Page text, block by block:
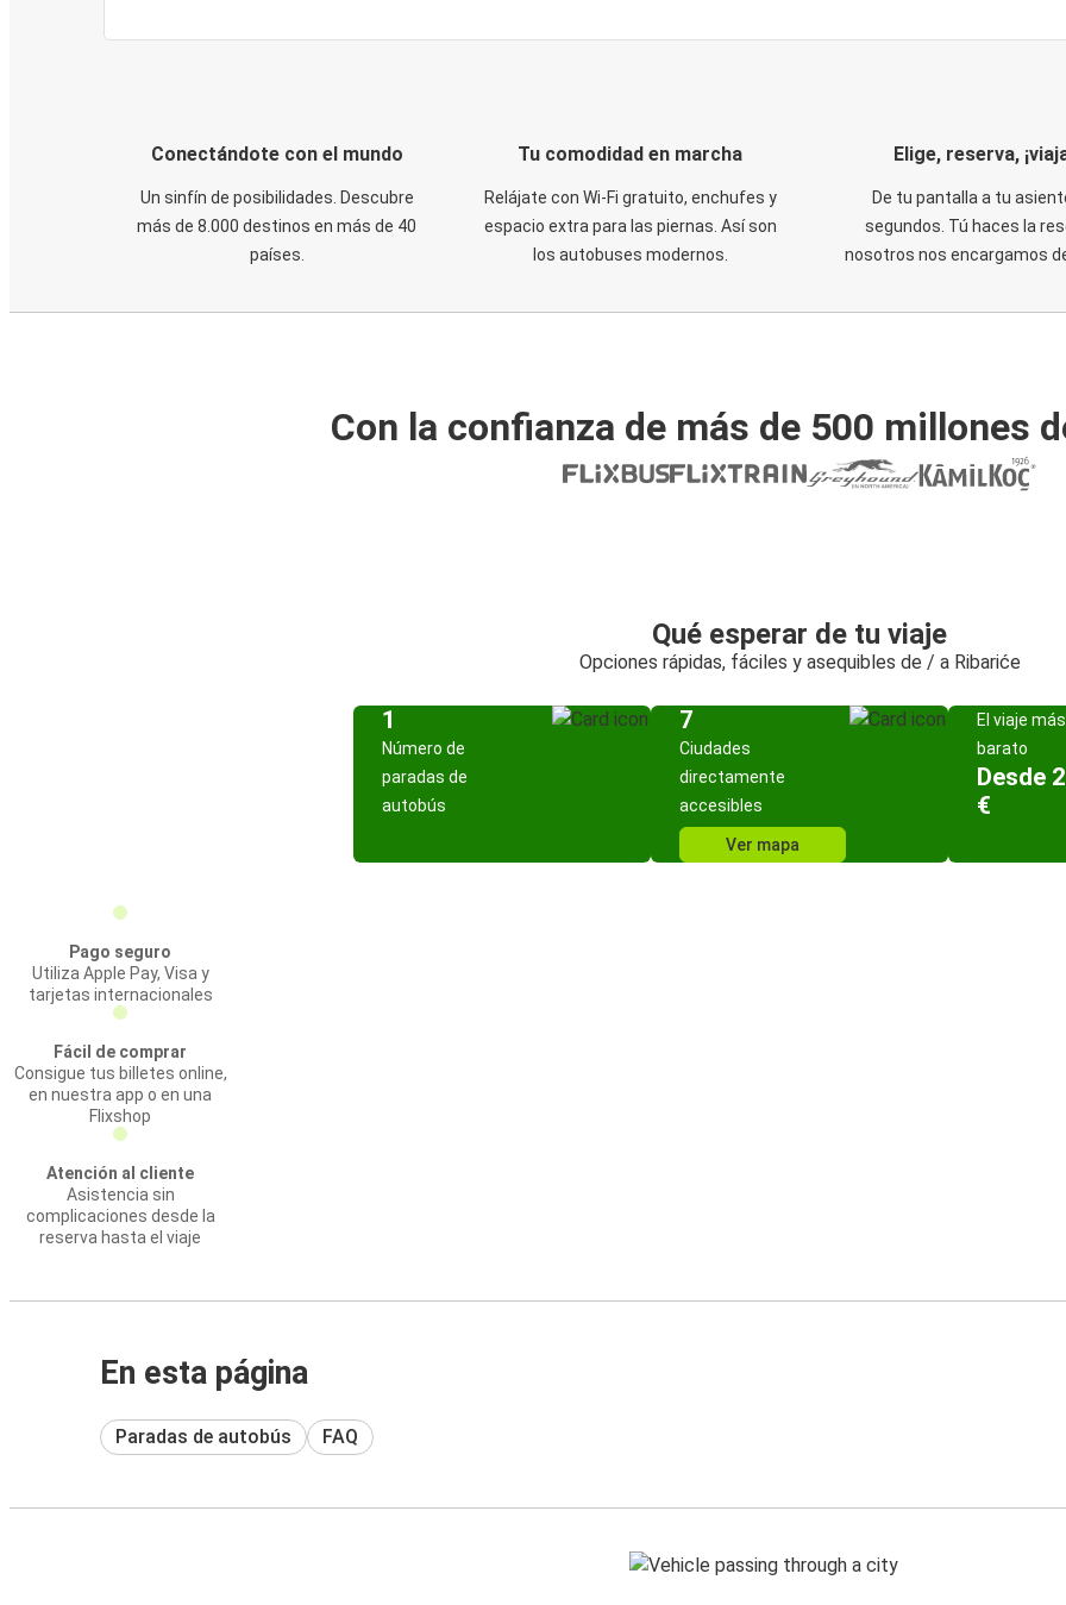
Conectándote con el mundo
Un sinfín de posibilidades. Descubre
más de 8.000 destinos en más de 40
países.
Tu comodidad en marcha
Relájate con Wi-Fi gratuito, enchufes y
espacio extra para las piernas. Así son
los autobuses modernos.
Elige, reserva,
De tu pantalla a tu
segundos. Tú haces la
nosotros nos encargamos
Con la confianza de más de 500 millones
Qué esperar de tu viaje
Opciones rápidas, fáciles y asequibles de / a Ribariće
1
Número de
paradas de
autobús
7
Ciudades
directamente
accesibles
Ver mapa
El viaje más
barato
Desde
€
Pago seguro
Utiliza Apple Pay, Visa y
tarjetas internacionales
Fácil de comprar
Consigue tus billetes online,
en nuestra app o en una
Flixshop
Atención al cliente
Asistencia sin
complicaciones desde la
reserva hasta el viaje
En esta página
Paradas de autobús FAQ